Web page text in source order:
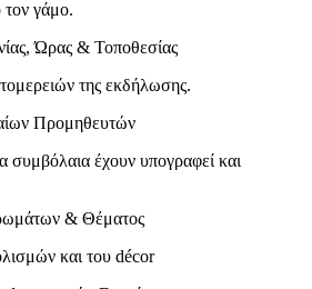
τον γάμο.
Ώρας & Τοποθεσίας
της εκδήλωσης.
Προμηθευτών
συμβόλαια έχουν υπογραφεί και
& Θέματος
και του décor